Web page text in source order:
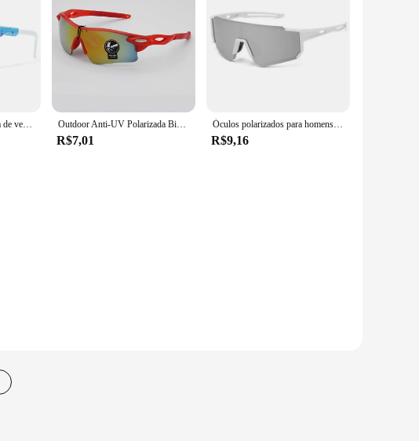
Óculos esportivos à prova de vento para homens e mulheres Óculos de bicicleta Óculos de sol para ciclismo ao ar livre Multi cores UV400 Outdoor Anti-UV Polarizada Bicicleta Óculos, Mountain Bike Road Ciclismo Óculos
R$7,01
Óculos polarizados para homens e mulheres, MTB Bike Protection Eyewear, Óculos de ciclismo, Óculos esportivos, Óculos de proteção, UV400
R$9,16